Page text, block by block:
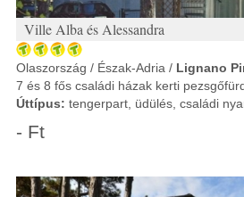
Ville Alba és Alessandra
Olaszország / Észak-Adria / Lignano
7 és 8 fős családi házak kerti
Úttípus: tengerpart, üdülés, családi
- Ft